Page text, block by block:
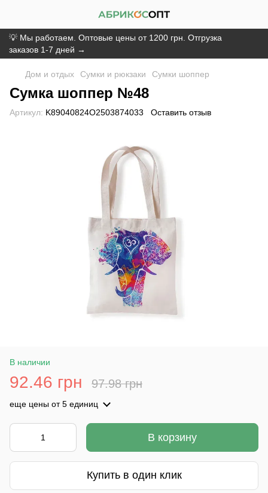
💡 Мы работаем. Оптовые цены от 1200 грн. Отгрузка
заказов 1-7 дней →
Дом и отдых Сумки и рюкзаки Сумки шоппер
Сумка шоппер №48
Артикул: K89040824O2503874033 Оставить отзыв
В наличии
92.46 грн 97.98 грн
еще цены от 5 единиц
В корзину
Купить в один клик